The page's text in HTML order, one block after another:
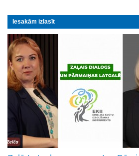
Iesakām izlasīt